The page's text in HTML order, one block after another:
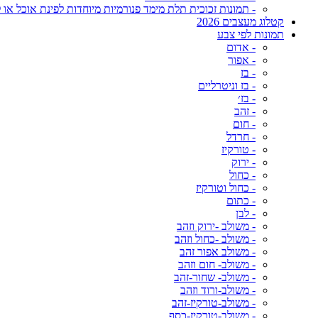
- תמונות זכוכית תלת מימד פנורמיות מיוחדות לפינת אוכל או
קטלוג מעצבים 2026
תמונות לפי צבע
- אדום
- אפור
- בז
- בז וניטרליים
- בז׳
- זהב
- חום
- חרדל
- טורקיז
- ירוק
- כחול
- כחול וטורקיז
- כתום
- לבן
- משולב -ירוק וזהב
- משולב -כחול וזהב
- משולב אפור זהב
- משולב- חום וזהב
- משולב- שחור-זהב
- משולב-ורוד וזהב
- משולב-טורקיז-זהב
- משולב-טורקיז-כסף